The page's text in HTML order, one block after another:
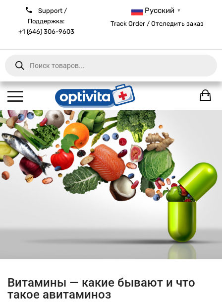
Support /
Поддержка:
+1 (646) 306-9603
Русский ▼
Track Order / Отследить заказ
Products
search
Витамины — какие бывают и что
такое авитаминоз